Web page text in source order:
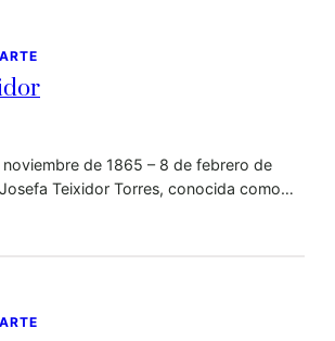
noviembre de 1865 – 8 de febrero de
Teixidor Torres, conocida como…